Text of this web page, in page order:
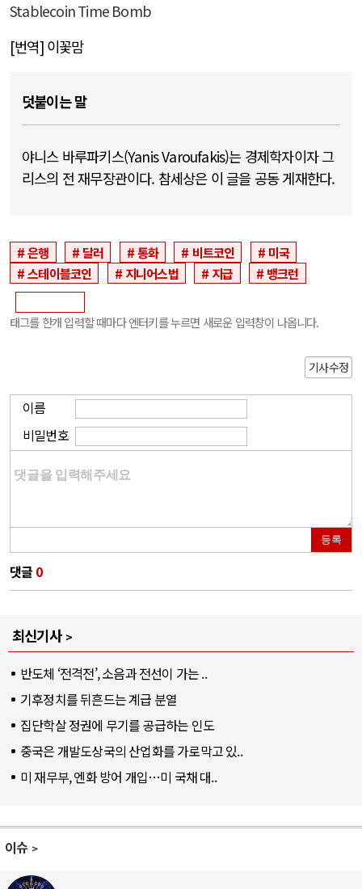
Stablecoin Time Bomb
[번역] 이꽃맘
덧붙이는 말
야니스 바루파키스(Yanis Varoufakis)는 경제학자이자 그
리스의 전 재무장관이다. 참세상은 이 글을 공동 게재한다.
은행 달러 통화 비트코인
미국
스테이블코인
지니어스법 지급 뱅크런
태그를 한개 입력할 때마다 엔터키를 누르면 새로운 입력창이 나옵니다.
기사수정
이름
비밀번호
등록
댓글 0
최신기사
반도체 ‘전격전’, 소음과 전선이 가는 ..
기후정치를 뒤흔드는 계급 분열
집단학살 정권에 무기를 공급하는 인도
중국은 개발도상국의 산업화를 가로막고 있..
미 재무부, 엔화 방어 개입…미 국채 대..
이슈